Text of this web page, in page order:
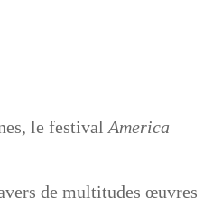
le festivalAmerica
de multitudes œuvres